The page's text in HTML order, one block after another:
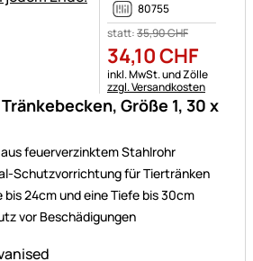
Größe 1, 30 x
feuerverzinktem Stahlrohr
Schutzvorrichtung für Tiertränken
24cm und eine Tiefe bis 30cm
vor Beschädigungen
80755
statt:35,90CHF
34,10CHF
Steuerhinweis:
inkl. MwSt. und Zölle
zzgl. Versandkosten